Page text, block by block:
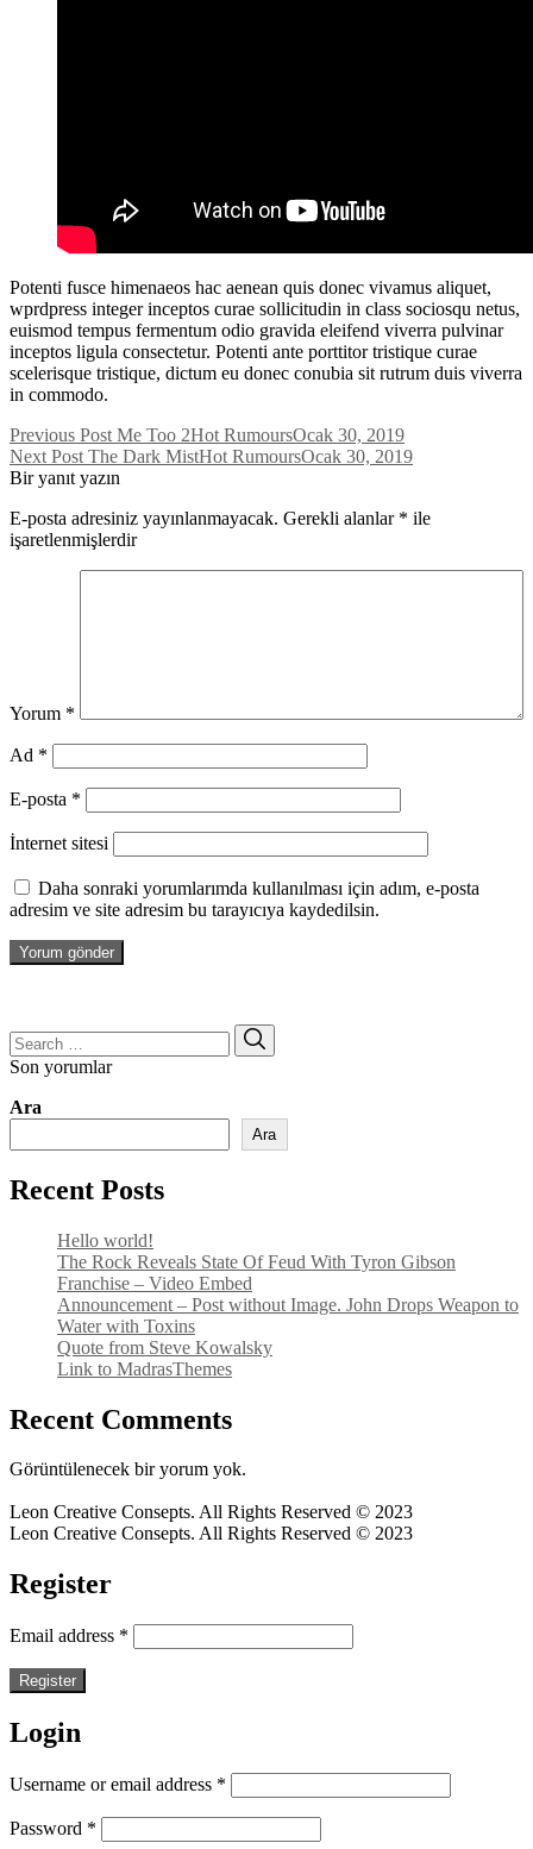
Potenti fusce himenaeos hac aenean quis donec vivamus aliquet,
wprdpress integer inceptos curae sollicitudin in class sociosqu netus,
euismod tempus fermentum odio gravida eleifend viverra pulvinar
inceptos ligula consectetur. Potenti ante porttitor tristique curae
scelerisque tristique, dictum eu donec conubia sit rutrum duis viverra
in commodo.
Yazı
gezinmesi
Previous Post Me Too 2Hot RumoursOcak 30, 2019
Next Post The Dark MistHot RumoursOcak 30, 2019
Bir yanıt yazın
E-posta adresiniz yayınlanmayacak. Gerekli alanlar * ile
işaretlenmişlerdir
Yorum *
Ad *
E-posta *
İnternet sitesi
Daha sonraki yorumlarımda kullanılması için adım, e-posta
adresim ve site adresim bu tarayıcıya kaydedilsin.
Search
for:
Son yorumlar
Ara
Ara
Recent Posts
Hello world!
The Rock Reveals State Of Feud With Tyron Gibson
Franchise – Video Embed
Announcement – Post without Image. John Drops Weapon to
Water with Toxins
Quote from Steve Kowalsky
Link to MadrasThemes
Recent Comments
Görüntülenecek bir yorum yok.
Leon Creative Consepts. All Rights Reserved © 2023
Leon Creative Consepts. All Rights Reserved © 2023
Register
Email address *
Register
Login
Username or email address *
Password *